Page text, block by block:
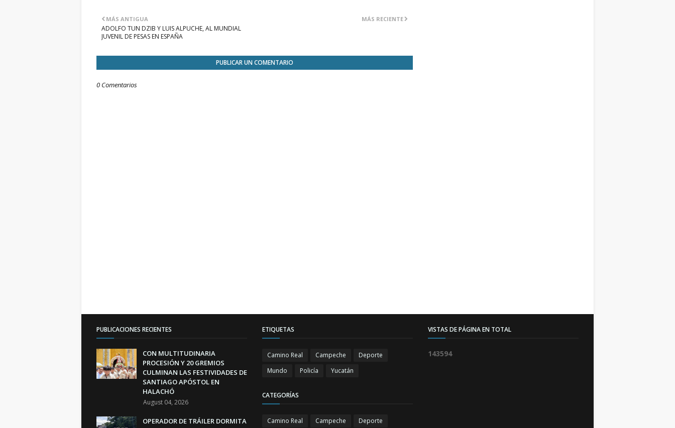
MÁS RECIENTE
MÁS ANTIGUA
ADOLFO TUN DZIB Y LUIS ALPUCHE, AL MUNDIAL
JUVENIL DE PESAS EN ESPAÑA
PUBLICAR UN COMENTARIO
0 Comentarios
PUBLICACIONES RECIENTES
CON MULTITUDINARIA
PROCESIÓN Y 20 GREMIOS
CULMINAN LAS FESTIVIDADES DE
SANTIAGO APÓSTOL EN
HALACHÓ
August 04, 2026
OPERADOR DE TRÁILER DORMITA
ETIQUETAS
Camino Real Campeche
Deporte
Mundo
Policía Yucatán
CATEGORÍAS
Camino Real Campeche Deporte
VISTAS DE PÁGINA EN TOTAL
143594